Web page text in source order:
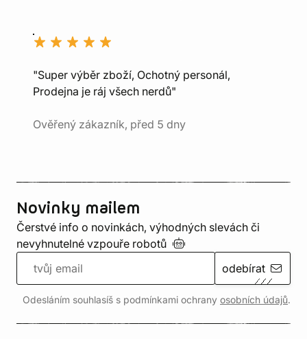
"Super výběr zboží, Ochotný personál,
Prodejna je ráj všech nerdů"
Ověřený zákazník, před 5 dny
Novinky mailem
Čerstvé info o novinkách, výhodných slevách či
nevyhnutelné vzpouře robotů
odebírat
Odesláním souhlasíš s podmínkami ochrany osobních údajů.